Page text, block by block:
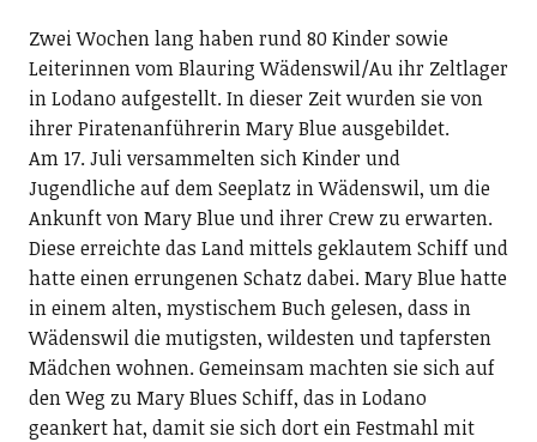
Zwei Wochen lang haben rund 80 Kinder sowie
Leiterinnen vom Blauring Wädenswil/Au ihr Zeltlager
in Lodano aufgestellt. In dieser Zeit wurden sie von
ihrer Piratenanführerin Mary Blue ausgebildet.
Am 17. Juli versammelten sich Kinder und
Jugendliche auf dem Seeplatz in Wädenswil, um die
Ankunft von Mary Blue und ihrer Crew zu erwarten.
Diese erreichte das Land mittels geklautem Schiff und
hatte einen errungenen Schatz dabei. Mary Blue hatte
in einem alten, mystischem Buch gelesen, dass in
Wädenswil die mutigsten, wildesten und tapfersten
Mädchen wohnen. Gemeinsam machten sie sich auf
den Weg zu Mary Blues Schiff, das in Lodano
geankert hat, damit sie sich dort ein Festmahl mit